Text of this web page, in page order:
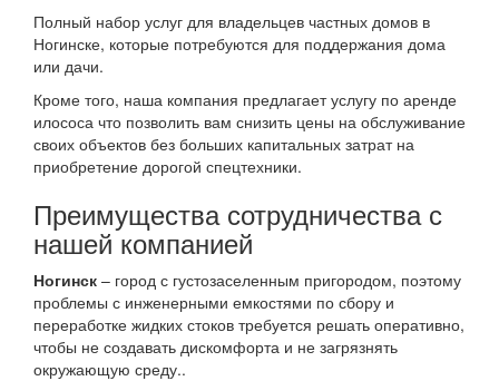
Полный набор услуг для владельцев частных домов в
Ногинске, которые потребуются для поддержания дома
или дачи.
Кроме того, наша компания предлагает услугу по аренде
илососа что позволить вам снизить цены на обслуживание
своих объектов без больших капитальных затрат на
приобретение дорогой спецтехники.
Преимущества сотрудничества с
нашей компанией
Ногинск – город с густозаселенным пригородом, поэтому
проблемы с инженерными емкостями по сбору и
переработке жидких стоков требуется решать оперативно,
чтобы не создавать дискомфорта и не загрязнять
окружающую среду..